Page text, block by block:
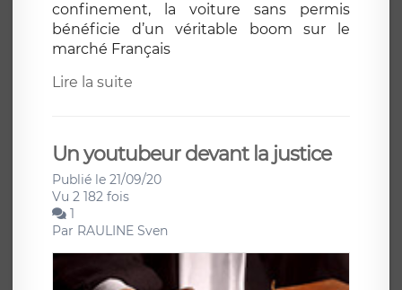
confinement, la voiture sans permis
bénéficie d’un véritable boom sur le
marché Français
Lire la suite
Un youtubeur devant la justice
Publié le 21/09/20
Vu 2 182 fois
1
Par RAULINE Sven